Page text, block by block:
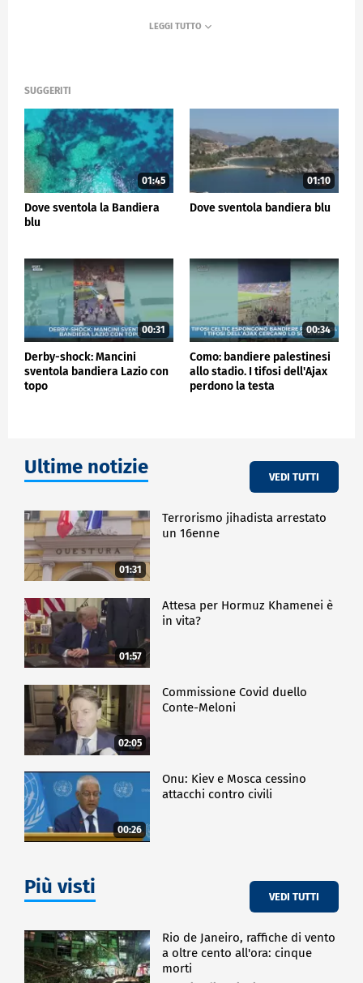
dell'arrivo del presidente statunitense Donald
ESTERI
SUGGERITI
01:45
Dove sventola la Bandiera
blu
01:10
Dove sventola bandiera blu
00:31
Derby-shock: Mancini
sventola bandiera Lazio con
topo
00:34
Como: bandiere palestinesi
allo stadio. I tifosi dell'Ajax
perdono la testa
Ultime notizie VEDI TUTTI
01:31
Terrorismo jihadista arrestato
un 16enne
01:57
Attesa per Hormuz Khamenei è
in vita?
02:05
Commissione Covid duello
Conte-Meloni
00:26
Onu: Kiev e Mosca cessino
attacchi contro civili
Più visti VEDI TUTTI
Rio de Janeiro, raffiche di vento
a oltre cento all'ora: cinque
morti